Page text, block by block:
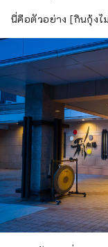
นี่คือตัวอย่าง [กินกุ้งไ